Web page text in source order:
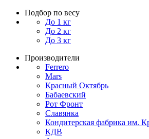
Подбор по весу
До 1 кг
До 2 кг
До 3 кг
Производители
Ferrero
Mars
Красный Октябрь
Бабаевский
Рот Фронт
Славянка
Кондитерская фабрика им.
КДВ